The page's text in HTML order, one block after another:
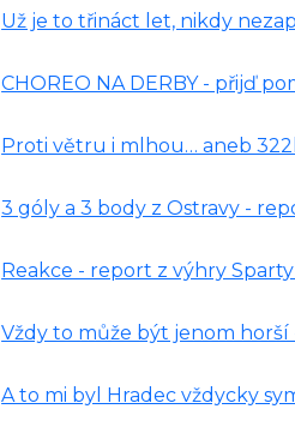
Už je to třináct let, nikdy
CHOREO NA DERBY - přijď
Proti větru i mlhou… aneb
3 góly a 3 body z Ostravy -
Reakce - report z výhry
Vždy to může být jenom
A to mi byl Hradec vždycky